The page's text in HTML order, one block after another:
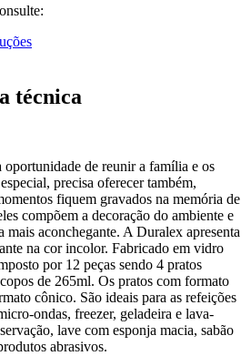
técnica
oportunidade de reunir a família e os
precisa oferecer também,
fiquem gravados na memória de
compõem a decoração do ambiente e
mais aconchegante. A Duralex apresenta
na cor incolor. Fabricado em vidro
por 12 peças sendo 4 pratos
de 265ml. Os pratos com formato
cônico. São ideais para as refeições
ondas, freezer, geladeira e lava-
lave com esponja macia, sabão
abrasivos.